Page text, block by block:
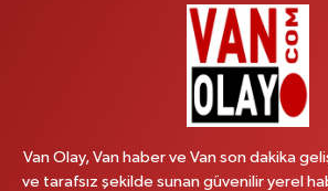
Van Olay, Van haber ve Van son dakika
ve tarafsız şekilde sunan güvenilir yerel